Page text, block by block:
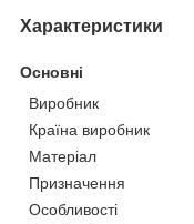
Характеристики
Основні
Виробник
Країна виробник
Матеріал
Призначення
Особливості